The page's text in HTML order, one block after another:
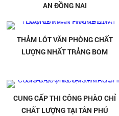
AN ĐỒNG NAI
THẢM LÓT VĂN PHÒNG CHẤT
LƯỢNG NHẤT TRẢNG BOM
CUNG CẤP THI CÔNG PHÀO CHỈ
CHẤT LƯỢNG TẠI TÂN PHÚ